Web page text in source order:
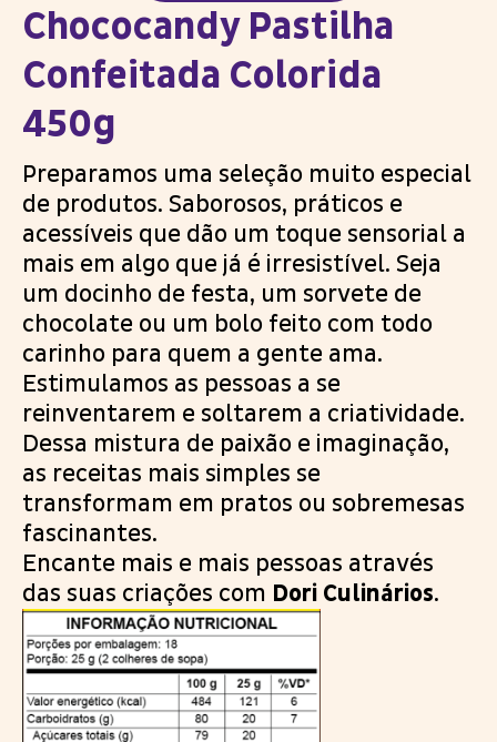
Chococandy Pastilha
Confeitada Colorida
450g
Preparamos uma seleção muito especial
de produtos. Saborosos, práticos e
acessíveis que dão um toque sensorial a
mais em algo que já é irresistível. Seja
um docinho de festa, um sorvete de
chocolate ou um bolo feito com todo
carinho para quem a gente ama.
Estimulamos as pessoas a se
reinventarem e soltarem a criatividade.
Dessa mistura de paixão e imaginação,
as receitas mais simples se
transformam em pratos ou sobremesas
fascinantes.
Encante mais e mais pessoas através
das suas criações com Dori Culinários.